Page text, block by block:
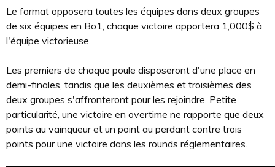
Le format opposera toutes les équipes dans deux groupes
de six équipes en Bo1, chaque victoire apportera 1,000$ à
l'équipe victorieuse.
Les premiers de chaque poule disposeront d'une place en
demi-finales, tandis que les deuxièmes et troisièmes des
deux groupes s'affronteront pour les rejoindre. Petite
particularité, une victoire en overtime ne rapporte que deux
points au vainqueur et un point au perdant contre trois
points pour une victoire dans les rounds réglementaires.